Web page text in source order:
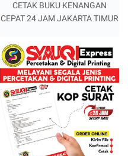
CETAK BUKU KENANGAN
CEPAT 24 JAM JAKARTA TIMUR